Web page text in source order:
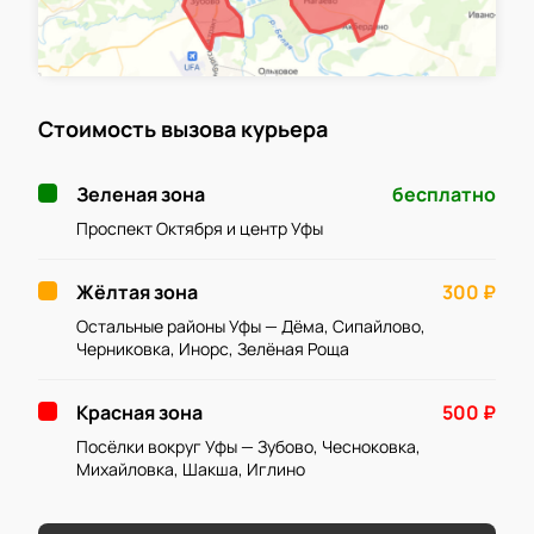
Стоимость вызова курьера
Зеленая зона бесплатно
Проспект Октября и центр Уфы
Жёлтая зона 300 ₽
Остальные районы Уфы — Дёма, Сипайлово,
Черниковка, Инорс, Зелёная Роща
Красная зона 500 ₽
Посёлки вокруг Уфы — Зубово, Чесноковка,
Михайловка, Шакша, Иглино